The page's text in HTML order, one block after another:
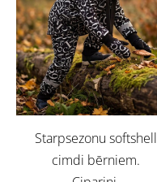
Starpsezonu softshell
cimdi bērniem.